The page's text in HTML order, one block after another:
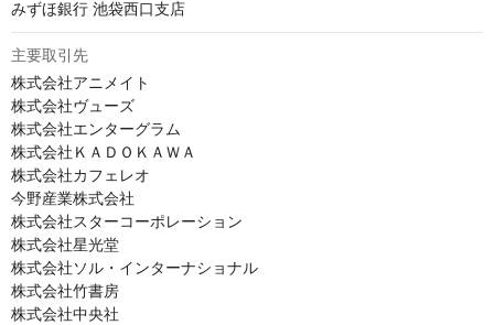
みずほ銀行 池袋西口支店
主要取引先
株式会社アニメイト
株式会社ヴューズ
株式会社エンターグラム
株式会社ＫＡＤＯＫＡＷＡ
株式会社カフェレオ
今野産業株式会社
株式会社スターコーポレーション
株式会社星光堂
株式会社ソル・インターナショナル
株式会社竹書房
株式会社中央社